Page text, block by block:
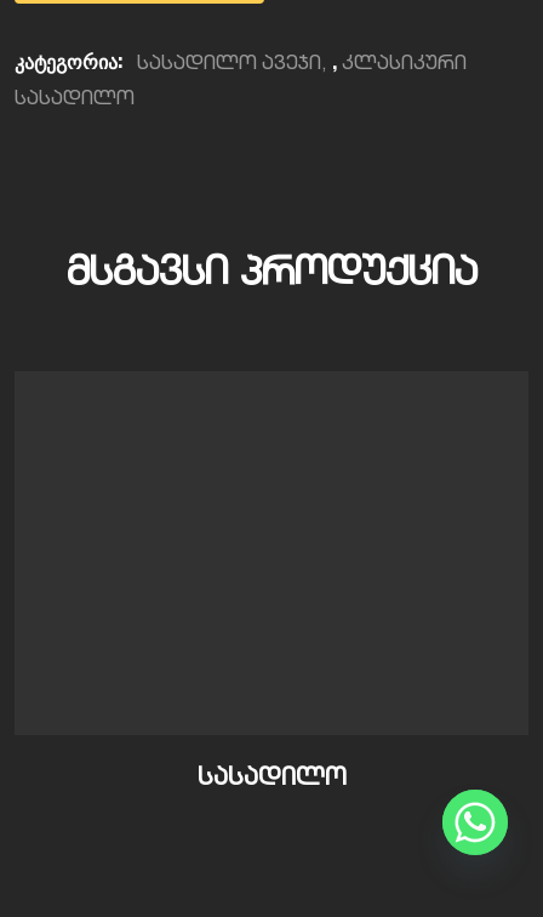
კატეგორია: სასადილო ავეჯი , კლასიკური
სასადილო
ᲛᲡᲒᲐᲕᲡᲘ ᲞᲠᲝᲓᲣᲥᲪᲘᲐ
სასადილო